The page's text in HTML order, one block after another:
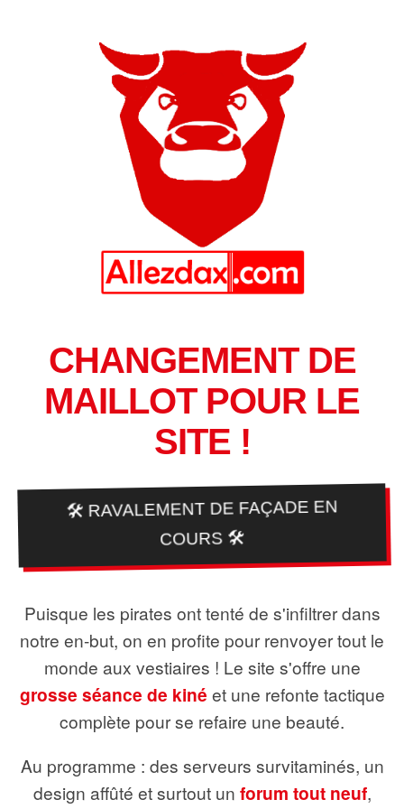
CHANGEMENT DE
MAILLOT POUR LE
SITE !
🛠️ RAVALEMENT DE FAÇADE EN
COURS 🛠️
Puisque les pirates ont tenté de s'infiltrer dans
notre en-but, on en profite pour renvoyer tout le
monde aux vestiaires ! Le site s'offre une
grosse séance de kiné et une refonte tactique
complète pour se refaire une beauté.
Au programme : des serveurs survitaminés, un
design affûté et surtout un forum tout neuf,